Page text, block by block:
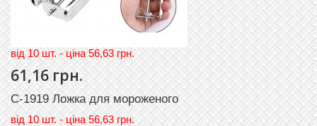
вiд 10 шт. - цiна 56,63 грн.
61,16 грн.
C-1919 Ложка для мороженого
вiд10 шт. - цiна 56,63 грн.